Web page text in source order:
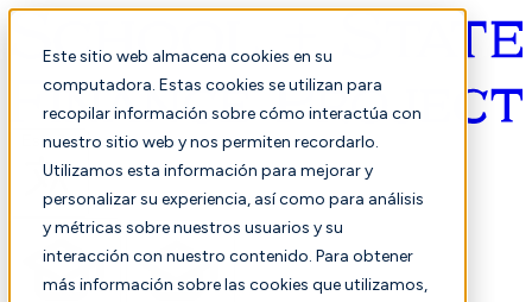
Este sitio web almacena cookies en su
computadora. Estas cookies se utilizan para
recopilar información sobre cómo interactúa con
nuestro sitio web y nos permiten recordarlo.
Utilizamos esta información para mejorar y
personalizar su experiencia, así como para análisis
y métricas sobre nuestros usuarios y su
interacción con nuestro contenido. Para obtener
más información sobre las cookies que utilizamos,
Español